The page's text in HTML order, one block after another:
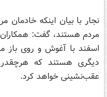
نجار با بیان اینکه
اسفند با آغوش و روی باز
دیگری هستند که
عقب‌نشینی خواهد کرد.